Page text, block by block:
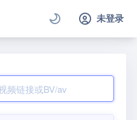
未登录